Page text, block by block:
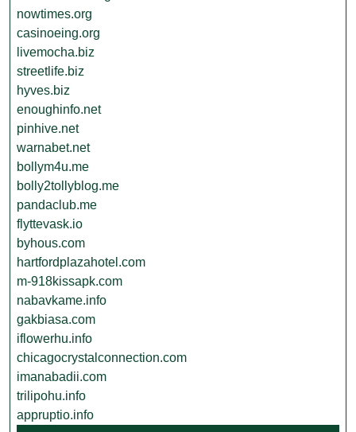
nowtimes.org
casinoeing.org
livemocha.biz
streetlife.biz
hyves.biz
enoughinfo.net
pinhive.net
warnabet.net
bollym4u.me
bolly2tollyblog.me
pandaclub.me
flyttevask.io
byhous.com
hartfordplazahotel.com
m-918kissapk.com
nabavkame.info
gakbiasa.com
iflowerhu.info
chicagocrystalconnection.com
imanabadii.com
trilipohu.info
appruptio.info